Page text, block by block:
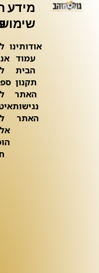
מידע
אודותינו
עמוד
הבית
תקנון
האתר
נגישות
האתר